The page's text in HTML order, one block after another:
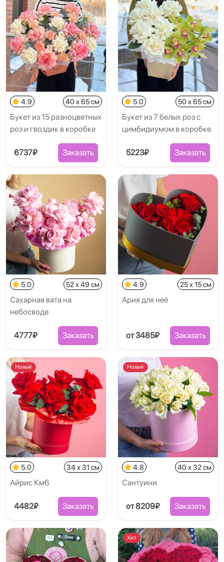
4.9 40 x 65 см
Букет из 15 разноцветных
роз и гвоздик в коробке
6737₽ Заказать
5.0 50 x 65 см
Букет из 7 белых роз с
цимбидиумом в коробке
5223₽ Заказать
5.0 52 x 49 см
Сахарная вата на
небосводе
4777₽ Заказать
4.9 25 x 15 см
Ария для неё
от 3485₽ Заказать
Новый
5.0 34 x 31 см
Айрис Км6
4482₽ Заказать
Новый
4.8 40 x 32 см
Сантуини
от 8209₽ Заказать
Хит